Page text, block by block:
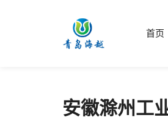
首页
安徽滁州工